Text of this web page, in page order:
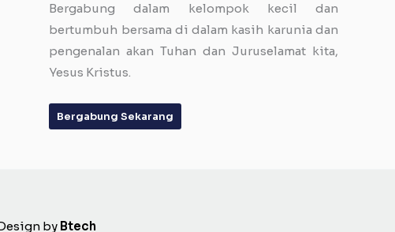
Bergabung dalam kelompok kecil dan
bertumbuh bersama di dalam kasih karunia dan
pengenalan akan Tuhan dan Juruselamat kita,
Yesus Kristus.
Bergabung Sekarang
by Btech